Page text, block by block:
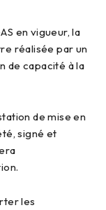
en vigueur, la
réalisée par un
de capacité à la
de mise en
signé et
les